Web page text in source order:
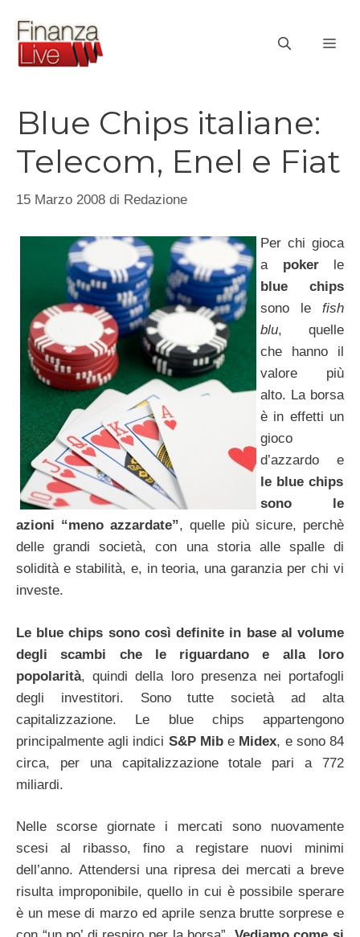
contenuto
Blue Chips italiane:
Telecom, Enel e Fiat
15 Marzo 2008 di Redazione
Per chi gioca
a pokerle
blue chips
sono le fish
blu, quelle
che hanno il
valore più
alto. La borsa
è in effetti un
gioco
d’azzardo e
le blue chips
sono le
azioni “meno azzardate”, quelle più sicure, perchè
delle grandi società, con una storia alle spalle di
solidità e stabilità, e, in teoria, una garanzia per chi vi
investe.
Le blue chips sono così definite in base al volume
degli scambi che le riguardano e alla loro
popolarità, quindi della loro presenza nei portafogli
degli investitori. Sono tutte società ad alta
capitalizzazione. Le blue chips appartengono
principalmente agli indici S&P Mibe Midex, e sono 84
circa, per una capitalizzazione totale pari a 772
miliardi.
Nelle scorse giornate i mercati sono nuovamente
scesi al ribasso, fino a registare nuovi minimi
dell’anno. Attendersi una ripresa dei mercati a breve
risulta improponibile, quello in cui è possibile sperare
è un mese di marzo ed aprile senza brutte sorprese e